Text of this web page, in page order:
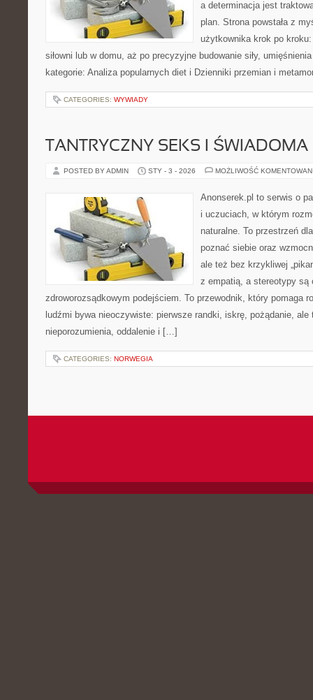
a determinacja jest
plan. Strona powstała z
użytkownika krok po
siłowni lub w domu, aż po precyzyjne budowanie siły,
kategorie: Analiza popularnych diet i Dzienniki przemian i
CATEGORIES: WYWIADY
TANTRYCZNY SEKS I
POSTED BY ADMIN STY - 3 - 2026 MOŻLIWOŚĆ
Anonserek.pl to serwis o
i uczuciach, w którym
naturalne. To przestrzeń
poznać siebie oraz
ale też bez krzykliwej
z empatią, a stereotypy są
zdroworozsądkowym podejściem. To przewodnik, który pomaga
ludźmi bywa nieoczywiste: pierwsze randki, iskrę, pożądanie, ale
nieporozumienia, oddalenie i […]
CATEGORIES: NORWEGIA